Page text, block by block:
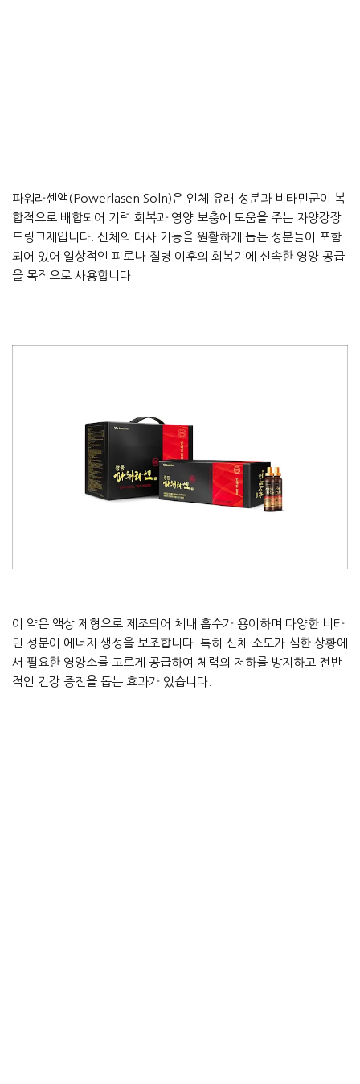
파워라센액(Powerlasen Soln)은 인체 유래 성분과 비타민군이 복
합적으로 배합되어 기력 회복과 영양 보충에 도움을 주는 자양강장
드링크제입니다. 신체의 대사 기능을 원활하게 돕는 성분들이 포함
되어 있어 일상적인 피로나 질병 이후의 회복기에 신속한 영양 공급
을 목적으로 사용합니다.
이 약은 액상 제형으로 제조되어 체내 흡수가 용이하며 다양한 비타
민 성분이 에너지 생성을 보조합니다. 특히 신체 소모가 심한 상황에
서 필요한 영양소를 고르게 공급하여 체력의 저하를 방지하고 전반
적인 건강 증진을 돕는 효과가 있습니다.